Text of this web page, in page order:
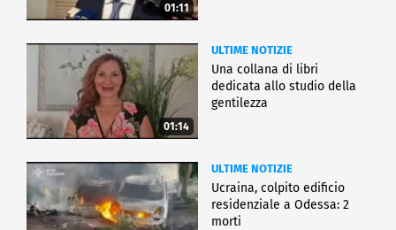
01:11
01:14
ULTIME NOTIZIE
Una collana di libri
dedicata allo studio della
gentilezza
ULTIME NOTIZIE
Ucraina, colpito edificio
residenziale a Odessa: 2
morti